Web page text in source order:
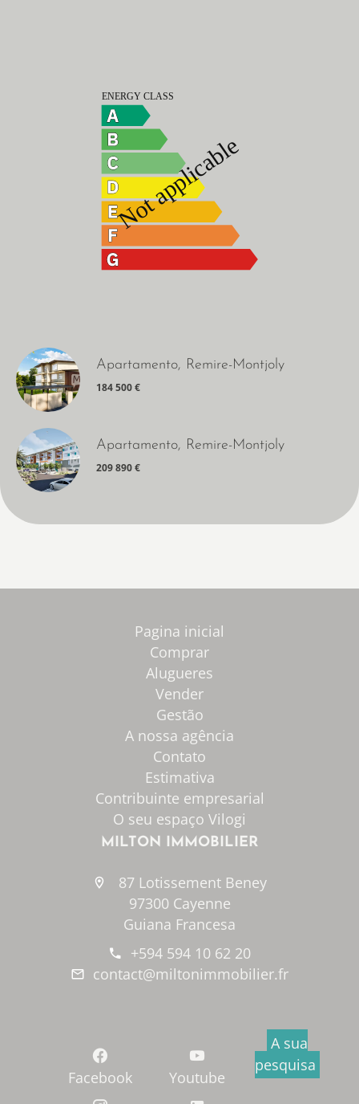
Apartamento, Remire-Montjoly
184 500 €
Apartamento, Remire-Montjoly
209 890 €
Pagina inicial
Comprar
Alugueres
Vender
Gestão
A nossa agência
Contato
Estimativa
Contribuinte empresarial
O seu espaço Vilogi
MILTON IMMOBILIER
87 Lotissement Beney
97300 Cayenne
Guiana Francesa
+594 594 10 62 20
contact@miltonimmobilier.fr
Facebook Youtube
A sua
pesquisa